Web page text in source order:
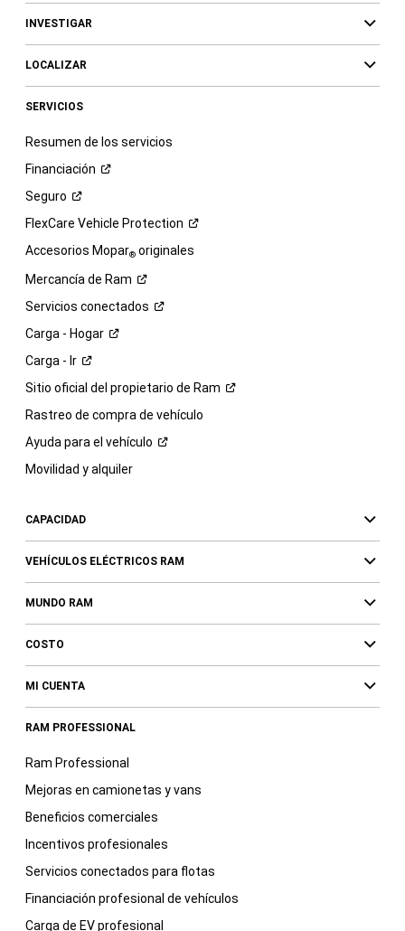
INVESTIGAR
LOCALIZAR
SERVICIOS
Resumen de los servicios
Financiación
Seguro
FlexCare Vehicle Protection
Accesorios Mopar®originales
Mercancía de Ram
Servicios conectados
Carga - Hogar
Carga - Ir
Sitio oficial del propietario de Ram
Rastreo de compra de vehículo
Ayuda para el vehículo
Movilidad y alquiler
CAPACIDAD
VEHÍCULOS ELÉCTRICOS RAM
MUNDO RAM
COSTO
MI CUENTA
RAM PROFESSIONAL
Ram Professional
Mejoras en camionetas y vans
Beneficios comerciales
Incentivos profesionales
Servicios conectados para flotas
Financiación profesional de vehículos
Carga de EV profesional